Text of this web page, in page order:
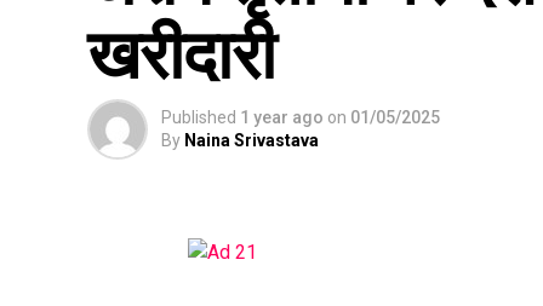
खरीदारी
Published 1 year ago on 01/05/2025
By Naina Srivastava